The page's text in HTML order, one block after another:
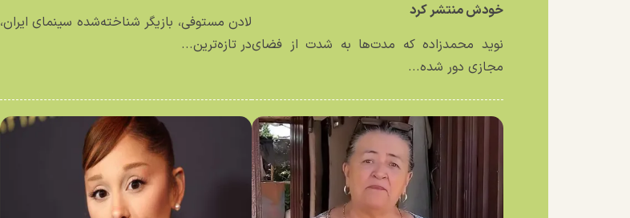
خودش منتشر کرد
نوید محمدزاده که مدت‌ها به شدت از فضای
مجازی دور شده...
لادن مستوفی، بازیگر شناخته‌شده سینمای ایران،
در تازه‌ترین...